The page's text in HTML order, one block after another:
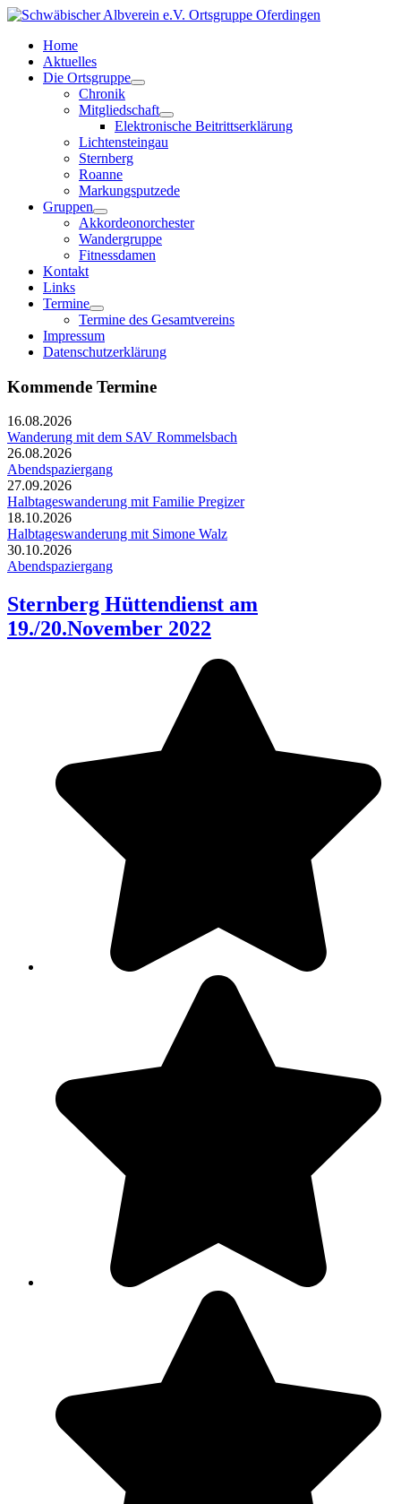
Home
Aktuelles
Die Ortsgruppe
Chronik
Mitgliedschaft
Elektronische Beitrittserklärung
Lichtensteingau
Sternberg
Roanne
Markungsputzede
Gruppen
Akkordeonorchester
Wandergruppe
Fitnessdamen
Kontakt
Links
Termine
Termine des Gesamtvereins
Impressum
Datenschutzerklärung
Kommende Termine
16.08.2026
Wanderung mit dem SAV Rommelsbach
26.08.2026
Abendspaziergang
27.09.2026
Halbtageswanderung mit Familie Pregizer
18.10.2026
Halbtageswanderung mit Simone Walz
30.10.2026
Abendspaziergang
Sternberg Hüttendienst am
19./20.November 2022